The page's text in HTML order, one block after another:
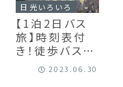
日光いろいろ
【1泊2日バス
旅】時刻表付
き！徒歩バスで
回る日光観光
モデルコース！
2023.06.30